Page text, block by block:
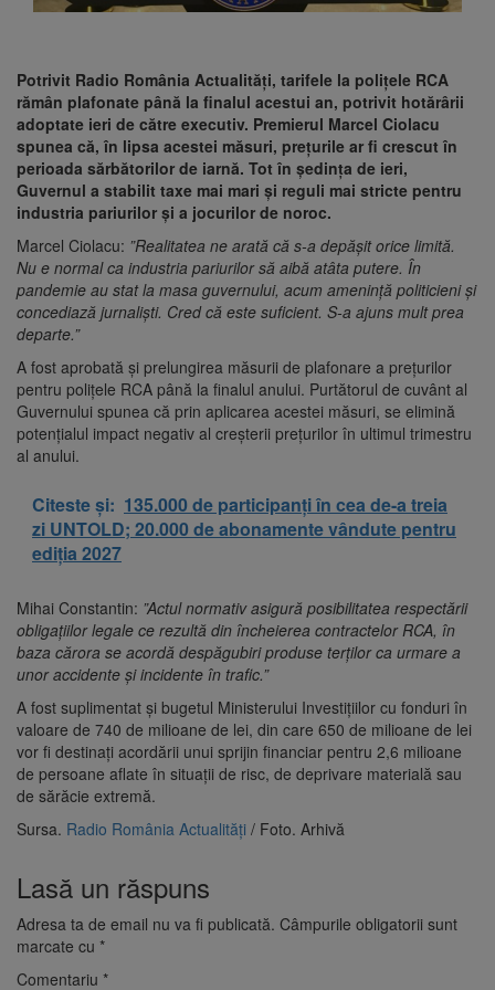
Potrivit Radio România Actualități, tarifele la polițele RCA
rămân plafonate până la finalul acestui an, potrivit hotărârii
adoptate ieri de către executiv. Premierul Marcel Ciolacu
spunea că, în lipsa acestei măsuri, prețurile ar fi crescut în
perioada sărbătorilor de iarnă. Tot în ședința de ieri,
Guvernul a stabilit taxe mai mari și reguli mai stricte pentru
industria pariurilor și a jocurilor de noroc.
Marcel Ciolacu: ”Realitatea ne arată că s-a depășit orice limită.
Nu e normal ca industria pariurilor să aibă atâta putere. În
pandemie au stat la masa guvernului, acum amenință politicieni și
concediază jurnaliști. Cred că este suficient. S-a ajuns mult prea
departe.”
A fost aprobată și prelungirea măsurii de plafonare a prețurilor
pentru polițele RCA până la finalul anului. Purtătorul de cuvânt al
Guvernului spunea că prin aplicarea acestei măsuri, se elimină
potențialul impact negativ al creșterii prețurilor în ultimul trimestru
al anului.
Citeste și: 135.000 de participanți în cea de-a treia
zi UNTOLD; 20.000 de abonamente vândute pentru
ediția 2027
Mihai Constantin: ”Actul normativ asigură posibilitatea respectării
obligațiilor legale ce rezultă din încheierea contractelor RCA, în
baza cărora se acordă despăgubiri produse terților ca urmare a
unor accidente și incidente în trafic.”
A fost suplimentat și bugetul Ministerului Investițiilor cu fonduri în
valoare de 740 de milioane de lei, din care 650 de milioane de lei
vor fi destinați acordării unui sprijin financiar pentru 2,6 milioane
de persoane aflate în situații de risc, de deprivare materială sau
de sărăcie extremă.
Sursa. Radio România Actualități / Foto. Arhivă
Lasă un răspuns
Adresa ta de email nu va fi publicată. Câmpurile obligatorii sunt
marcate cu *
Comentariu *